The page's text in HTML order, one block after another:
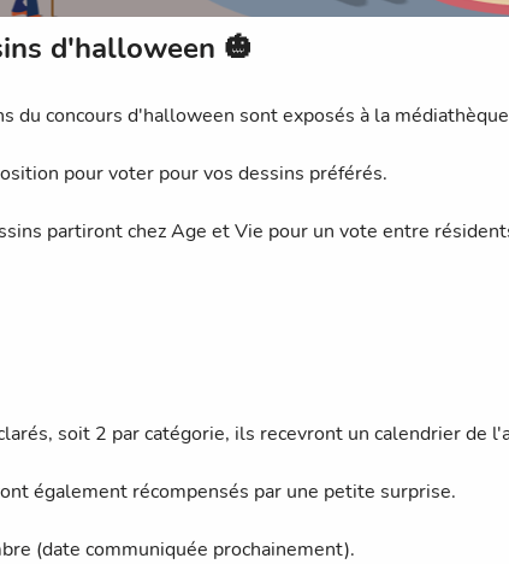
d'halloween 🎃
du concours d'halloween sont exposés à la
pour voter pour vos dessins préférés.
partiront chez Age et Vie pour un vote entre
soit 2 par catégorie, ils recevront un calendrier de
également récompensés par une petite surprise.
(date communiquée prochainement).